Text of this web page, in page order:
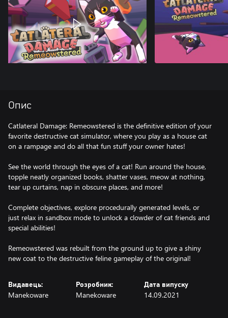
Опис
Catlateral Damage: Remeowstered is the definitive edition of your
favorite destructive cat simulator, where you play as a house cat
on a rampage and do all that fun stuff your owner hates!
See the world through the eyes of a cat! Run around the house,
topple neatly organized books, shatter vases, meow at nothing,
tear up curtains, nap in obscure places, and more!
Complete objectives, explore procedurally generated levels, or
just relax in sandbox mode to unlock a clowder of cat friends and
special abilities!
Remeowstered was rebuilt from the ground up to give a shiny
new coat to the destructive feline gameplay of the original!
Видавець:
Manekoware
Розробник:
Manekoware
Дата випуску
14.09.2021